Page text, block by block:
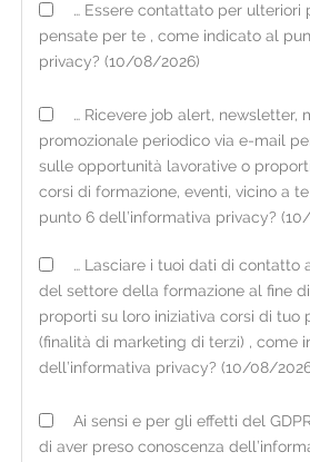
12720200158, (di seguito definita
qualità di Titolare del
alcune informazioni riguardanti
territorio italiano mediante filiali il
aggiornato è consultabile sul sito
www.etjca.it
essere raccolti:
• direttamente presso
consegna del CV cartaceo in filiale
sezione per i candidati (ove è
caricamento spontaneo di un
… Essere contattato per ulteriori
pensate per te , come indicato al
privacy? (10/08/2026)
… Ricevere job alert, newsletter,
promozionale periodico via e-mail
sulle opportunità lavorative o
corsi di formazione, eventi, vicino a
punto 6 dell’informativa privacy?
… Lasciare i tuoi dati di contatto
del settore della formazione al fine
proporti su loro iniziativa corsi di tuo
(finalità di marketing di terzi) , come
dell’informativa privacy? (10/08/
Ai sensi e per gli effetti del
di aver preso conoscenza